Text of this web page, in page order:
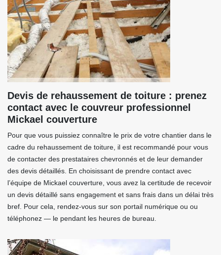
Devis de rehaussement de toiture : prenez
contact avec le couvreur professionnel
Mickael couverture
Pour que vous puissiez connaître le prix de votre chantier dans le
cadre du rehaussement de toiture, il est recommandé pour vous
de contacter des prestataires chevronnés et de leur demander
des devis détaillés. En choisissant de prendre contact avec
l’équipe de Mickael couverture, vous avez la certitude de recevoir
un devis détaillé sans engagement et sans frais dans un délai très
bref. Pour cela, rendez-vous sur son portail numérique ou ou
téléphonez — le pendant les heures de bureau.